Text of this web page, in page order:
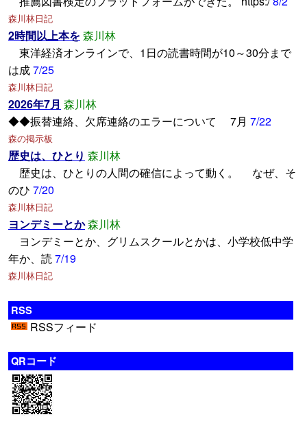
森川林日記
2時間以上本を森川林
東洋経済オンラインで、1日の読書時間が10～30分まで
は成7/25
森川林日記
2026年7月 森川林
◆◆振替連絡、欠席連絡のエラーについて 7月 7/22
森の掲示板
歴史は、ひとり 森川林
歴史は、ひとりの人間の確信によって動く。 なぜ、そ
のひ 7/20
森川林日記
ヨンデミーとか森川林
ヨンデミーとか、グリムスクールとかは、小学校低中学
年か、読7/19
森川林日記
RSS
RSSフィード
QRコード